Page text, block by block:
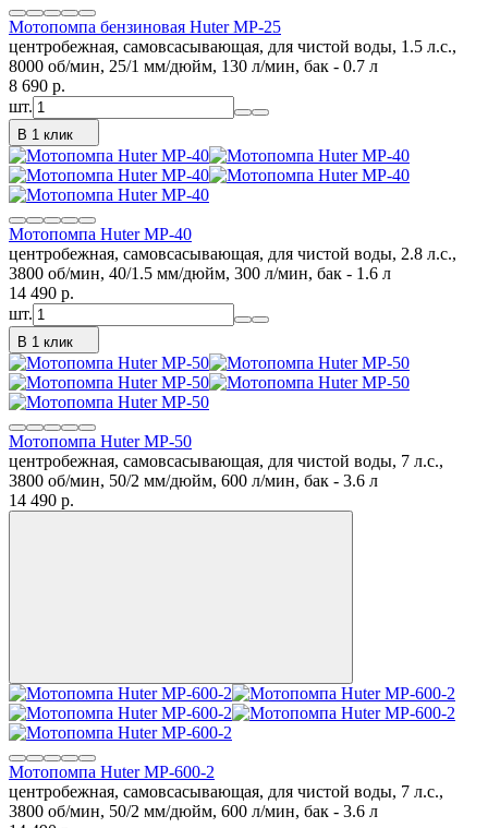
Мотопомпа бензиновая Huter MP-25
центробежная, самовсасывающая, для чистой воды, 1.5 л.с.,
8000 об/мин, 25/1 мм/дюйм, 130 л/мин, бак - 0.7 л
8 690 p.
шт.
В 1 клик
Мотопомпа Huter MP-40
центробежная, самовсасывающая, для чистой воды, 2.8 л.с.,
3800 об/мин, 40/1.5 мм/дюйм, 300 л/мин, бак - 1.6 л
14 490 p.
шт.
В 1 клик
Мотопомпа Huter MP-50
центробежная, самовсасывающая, для чистой воды, 7 л.с.,
3800 об/мин, 50/2 мм/дюйм, 600 л/мин, бак - 3.6 л
14 490 p.
Мотопомпа Huter MP-600-2
центробежная, самовсасывающая, для чистой воды, 7 л.с.,
3800 об/мин, 50/2 мм/дюйм, 600 л/мин, бак - 3.6 л